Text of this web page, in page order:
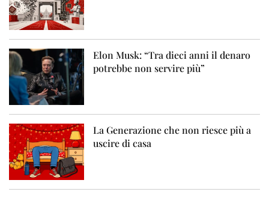
Elon Musk: “Tra dieci anni il denaro
potrebbe non servire più”
La Generazione che non riesce più a
uscire di casa